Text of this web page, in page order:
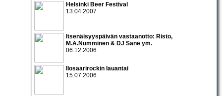
Helsinki Beer Festival
13.04.2007
Itsenäisyyspäivän vastaanotto: Risto,
M.A.Numminen & DJ Sane ym.
06.12.2006
Ilosaarirockin lauantai
15.07.2006